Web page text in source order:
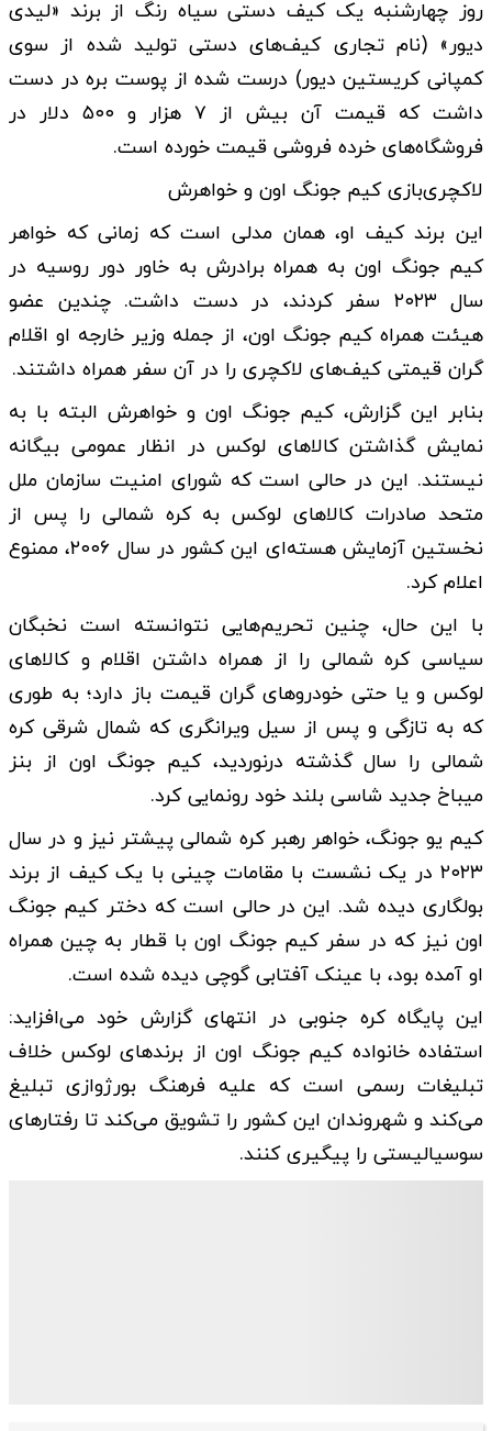
روز چهارشنبه یک کیف دستی سیاه رنگ از برند «لیدی
دیور» (نام تجاری کیف‌های دستی تولید شده از سوی
کمپانی کریستین دیور) درست شده از پوست بره در دست
داشت که قیمت آن بیش از ۷ هزار و ۵۰۰ دلار در
فروشگاه‌های خرده فروشی قیمت خورده است.
لاکچری‌بازی کیم جونگ اون و خواهرش
این برند کیف او، همان مدلی است که زمانی که خواهر
کیم جونگ اون به همراه برادرش به خاور دور روسیه در
سال ۲۰۲۳ سفر کردند، در دست داشت. چندین عضو
هیئت همراه کیم جونگ اون، از جمله وزیر خارجه او اقلام
گران قیمتی کیف‌های لاکچری را در آن سفر همراه داشتند.
بنابر این گزارش، کیم جونگ اون و خواهرش البته با به
نمایش گذاشتن کالا‌های لوکس در انظار عمومی بیگانه
نیستند. این در حالی است که شورای امنیت سازمان ملل
متحد صادرات کالا‌های لوکس به کره شمالی را پس از
نخستین آزمایش هسته‌ای این کشور در سال ۲۰۰۶، ممنوع
اعلام کرد.
با این حال، چنین تحریم‌هایی نتوانسته است نخبگان
سیاسی کره شمالی را از همراه داشتن اقلام و کالا‌های
لوکس و یا حتی خودرو‌های گران قیمت باز دارد؛ به طوری
که به تازگی و پس از سیل ویرانگری که شمال شرقی کره
شمالی را سال گذشته درنوردید، کیم جونگ اون از بنز
میباخ جدید شاسی بلند خود رونمایی کرد.
کیم یو جونگ، خواهر رهبر کره شمالی پیشتر نیز و در سال
۲۰۲۳ در یک نشست با مقامات چینی با یک کیف از برند
بولگاری دیده شد. این در حالی است که دختر کیم جونگ
اون نیز که در سفر کیم جونگ اون با قطار به چین همراه
او آمده بود، با عینک آفتابی گوچی دیده شده است.
این پایگاه کره جنوبی در انتهای گزارش خود می‌افزاید:
استفاده خانواده کیم جونگ اون از برند‌های لوکس خلاف
تبلیغات رسمی است که علیه فرهنگ بورژوازی تبلیغ
می‌کند و شهروندان این کشور را تشویق می‌کند تا رفتار‌های
سوسیالیستی را پیگیری کنند.